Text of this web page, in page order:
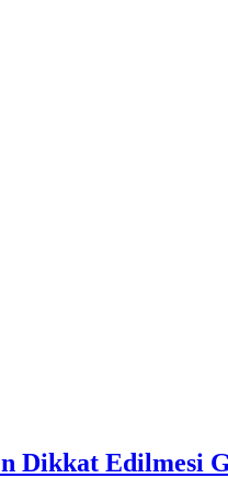
Dikkat Edilmesi